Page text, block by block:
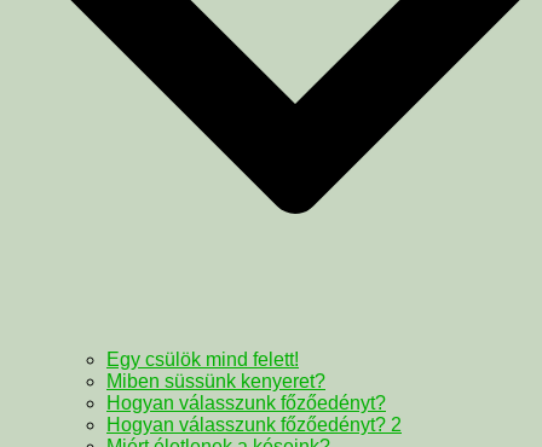
Egy csülök mind felett!
Miben süssünk kenyeret?
Hogyan válasszunk főzőedényt?
Hogyan válasszunk főzőedényt? 2